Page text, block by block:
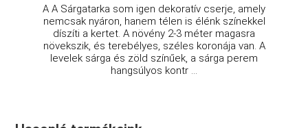
A A Sárgatarka som igen dekoratív cserje, amely
nemcsak nyáron, hanem télen is élénk színekkel
díszíti a kertet. A növény 2-3 méter magasra
növekszik, és terebélyes, széles koronája van. A
levelek sárga és zöld színűek, a sárga perem
hangsúlyos kontr ...